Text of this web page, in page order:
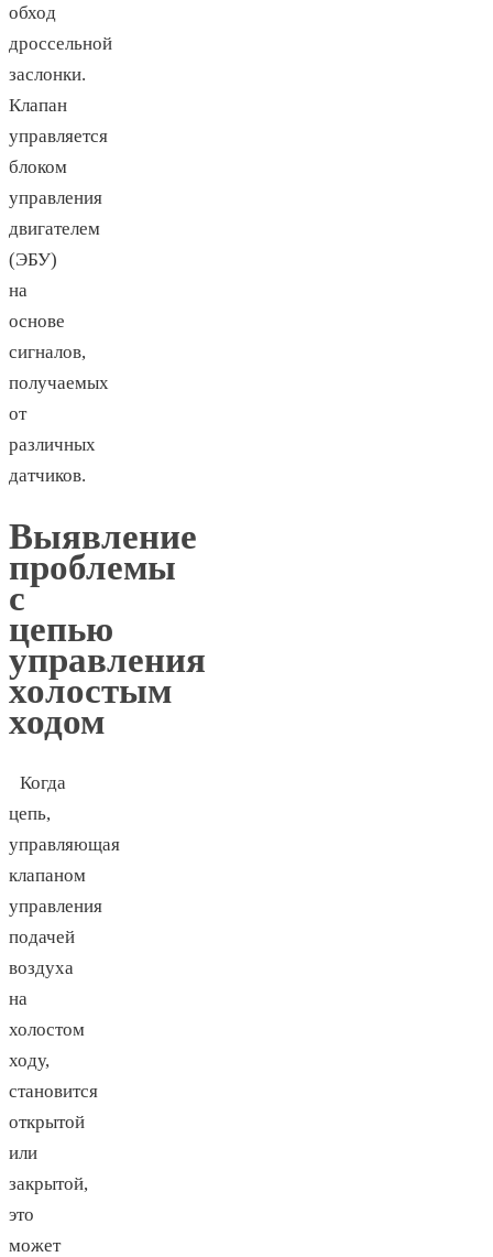
обход
дроссельной
заслонки.
Клапан
управляется
блоком
управления
двигателем
(ЭБУ)
на
основе
сигналов,
получаемых
от
различных
датчиков.
Выявление
проблемы
с
цепью
управления
холостым
ходом
Когда
цепь,
управляющая
клапаном
управления
подачей
воздуха
на
холостом
ходу,
становится
открытой
или
закрытой,
это
может